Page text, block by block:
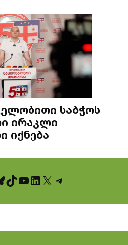
საბჭოს
ირაკლი
იქნება
TikTok YouTube LinkedIn X Telegram